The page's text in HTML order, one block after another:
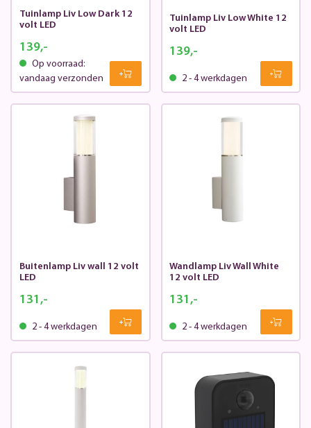
Tuinlamp Liv Low Dark 12
volt LED
139,-
Op voorraad:
vandaag verzonden
Tuinlamp Liv Low White 12
volt LED
139,-
2 - 4 werkdagen
Buitenlamp Liv wall 12 volt
LED
131,-
2 - 4 werkdagen
Wandlamp Liv Wall White
12 volt LED
131,-
2 - 4 werkdagen